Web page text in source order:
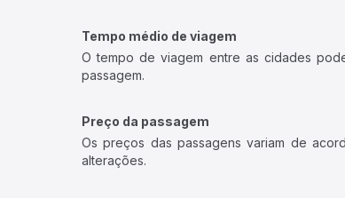
Tempo médio de viagem
O tempo de viagem entre as cidades
passagem.
Preço da passagem
Os preços das passagens variam de
alterações.